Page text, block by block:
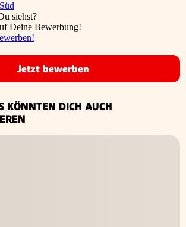
siehst?
Deine Bewerbung!
Jetzt bewerben
KÖNNTEN DICH AUCH